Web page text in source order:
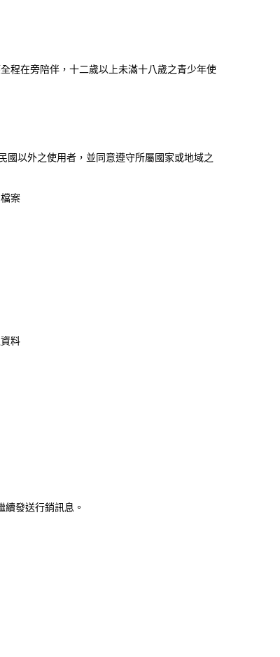
程在旁陪伴，十二歲以上未滿十八歲之青少年使
以外之使用者，並同意遵守所屬國家或地域之
案
料
發送行銷訊息。